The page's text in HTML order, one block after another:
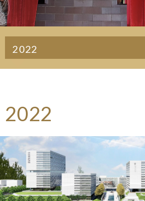
2022
2022